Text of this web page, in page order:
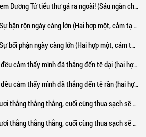
Tử tiểu thư gả ra ngoài! (Sáu ngàn chữ cực lớn chương, tăng thêm cầu nguyệt phiếu!!) (2)**
ngày càng lớn (Hai hợp một, cảm tạ đại lão minh chủ biết thiên ý mà nghịch thiên khó) (1)
ngày càng lớn (Hai hợp một, cảm tạ biết thiên ý mà nghịch thiên khó đại lão minh chủ) (2)
cảm thấy mình đã thắng đến tê dại (hai hợp một) (1)
cảm thấy mình đã thắng đến tê rần (hai hợp một) (2)
thắng thắng, cuối cùng thua sạch sẽ (hai hợp một, cảm tạ Nguyên Tiên tề thiên minh chủ) (1)
thắng thắng, cuối cùng thua sạch sẽ (hai hợp một, cảm tạ Nguyên Tiên tề thiên minh chủ) (2)